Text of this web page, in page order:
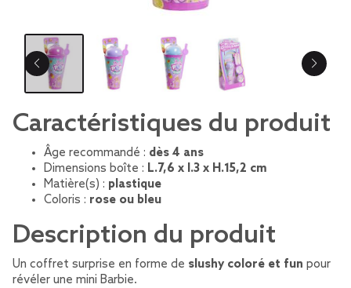
Caractéristiques du produit
Âge recommandé : dès 4 ans
Dimensions boîte : L.7,6 x l.3 x H.15,2 cm
Matière(s) : plastique
Coloris : rose ou bleu
Description du produit
Un coffret surprise en forme de slushy coloré et fun pour
révéler une mini Barbie.